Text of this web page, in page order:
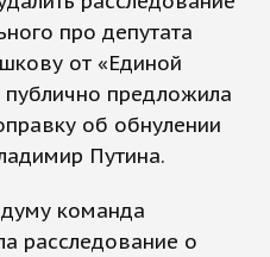
про депутата
от «Единой
публично предложила
об обнулении
Путина.
команда
расследование о